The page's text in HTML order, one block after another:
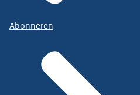
Abonneren